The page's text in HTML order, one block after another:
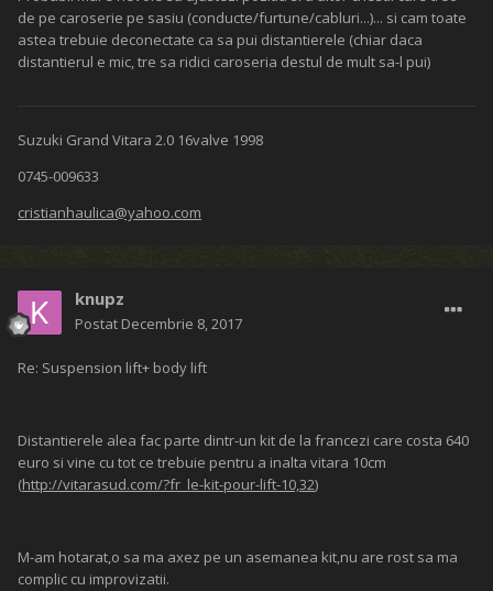
de pe caroserie pe sasiu (conducte/furtune/cabluri...)... si cam toate
astea trebuie deconectate ca sa pui distantierele (chiar daca
distantierul e mic, tre sa ridici caroseria destul de mult sa-l pui)
Suzuki Grand Vitara 2.0 16valve 1998
0745-009633
cristianhaulica@yahoo.com
knupz
Postat Decembrie 8, 2017
Re: Suspension lift+ body lift
Distantierele alea fac parte dintr-un kit de la francezi care costa 640
euro si vine cu tot ce trebuie pentru a inalta vitara 10cm
(http://vitarasud.com/?fr_le-kit-pour-lift-10,32)
M-am hotarat,o sa ma axez pe un asemanea kit,nu are rost sa ma
complic cu improvizatii.